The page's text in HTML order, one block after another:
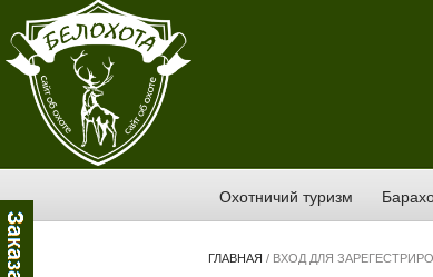
Охотничий туризм
ГЛАВНАЯ / ВХОД ДЛЯ